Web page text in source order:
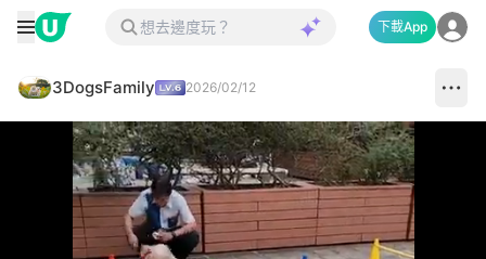
下載App
3DogsFamily 2026/02/12